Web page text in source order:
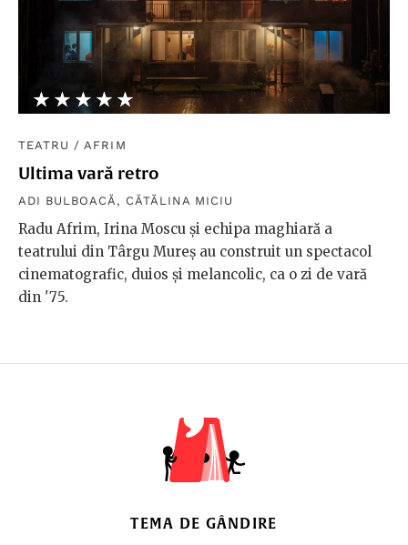
★★★★★
☆☆☆☆☆
TEATRU /AFRIM
Ultima vară retro
ADI BULBOACĂ , CĂTĂLINA MICIU
Radu Afrim, Irina Moscu și echipa maghiară a
teatrului din Târgu Mureș au construit un spectacol
cinematografic, duios și melancolic, ca o zi de vară
din '75.
TEMA DE GÂNDIRE